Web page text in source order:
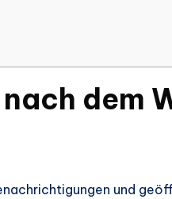
dem
und